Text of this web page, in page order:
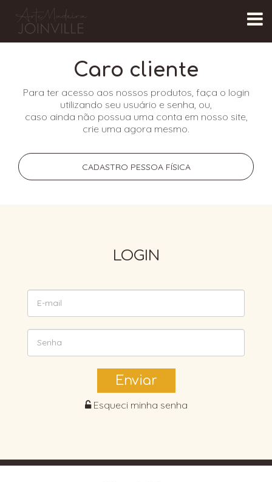
Caro cliente
Para ter acesso aos nossos produtos, faça o login
utilizando seu usuário e senha, ou,
caso ainda não possua uma conta em nosso site,
crie uma agora mesmo.
CADASTRO PESSOA FÍSICA
LOGIN
Enviar
Esqueci minha senha